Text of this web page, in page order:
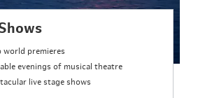
world premieres
evenings of musical theatre
live stage shows